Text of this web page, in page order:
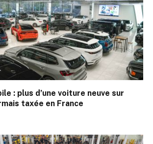
: plus d’une voiture neuve sur
taxée en France